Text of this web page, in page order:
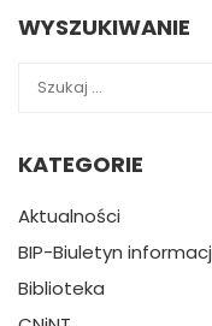
WYSZUKIWANIE
KATEGORIE
Aktualności
BIP-Biuletyn
Biblioteka